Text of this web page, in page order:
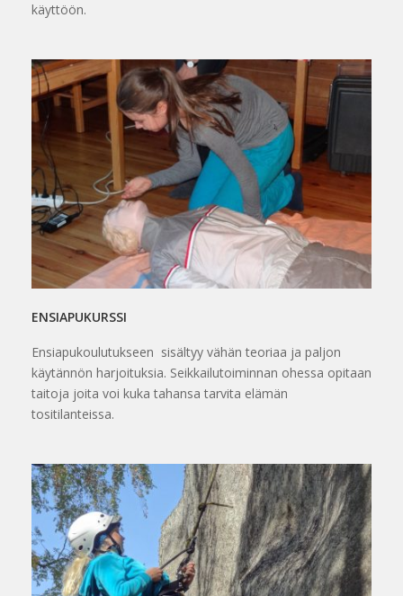
käyttöön.
ENSIAPUKURSSI
Ensiapukoulutukseen sisältyy vähän teoriaa ja paljon
käytännön harjoituksia. Seikkailutoiminnan ohessa opitaan
taitoja joita voi kuka tahansa tarvita elämän
tositilanteissa.